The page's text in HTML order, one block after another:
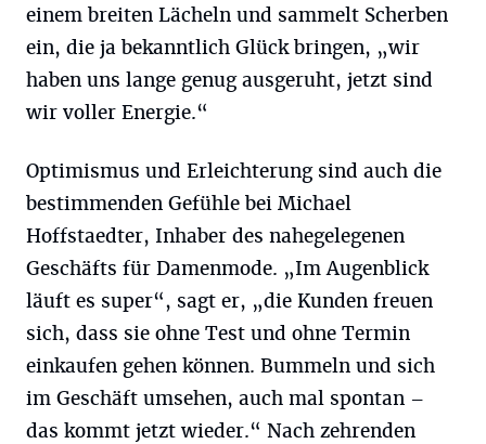
einem breiten Lächeln und sammelt Scherben
ein, die ja bekanntlich Glück bringen, „wir
haben uns lange genug ausgeruht, jetzt sind
wir voller Energie.“
Optimismus und Erleichterung sind auch die
bestimmenden Gefühle bei Michael
Hoffstaedter, Inhaber des nahegelegenen
Geschäfts für Damenmode. „Im Augenblick
läuft es super“, sagt er, „die Kunden freuen
sich, dass sie ohne Test und ohne Termin
einkaufen gehen können. Bummeln und sich
im Geschäft umsehen, auch mal spontan –
das kommt jetzt wieder.“ Nach zehrenden